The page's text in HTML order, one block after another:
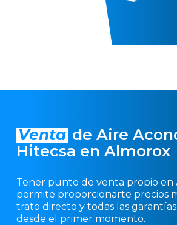
Venta de Aire
Hitecsa en Almorox
Tener punto de venta propio en
permite proporcionarte precios
trato directo y todas las
desde el primer momento.